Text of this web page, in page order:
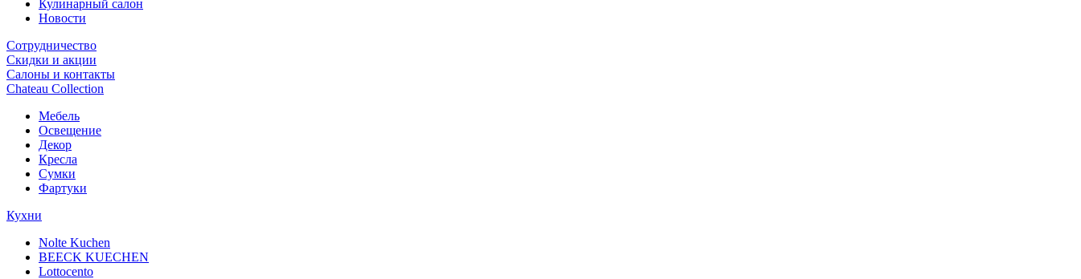
Кулинарный салон
Новости
Сотрудничество
Скидки и акции
Салоны и контакты
Chateau Collection
Мебель
Освещение
Декор
Кресла
Сумки
Фартуки
Кухни
Nolte Kuchen
BEECK KUECHEN
Lottocento